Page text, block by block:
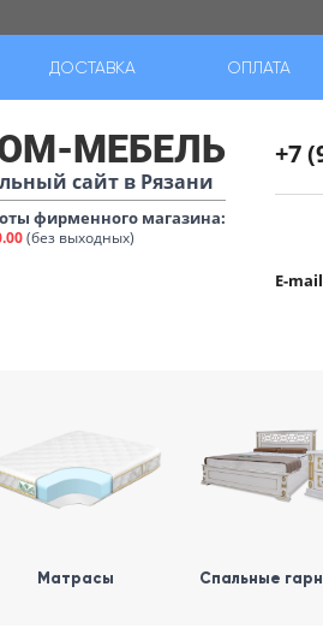
ДОСТАВКА ОПЛАТА
МЕБЕЛЬ
сайт в Рязани
фирменного магазина:
(без выходных)
+7
E-
Матрасы Спальные